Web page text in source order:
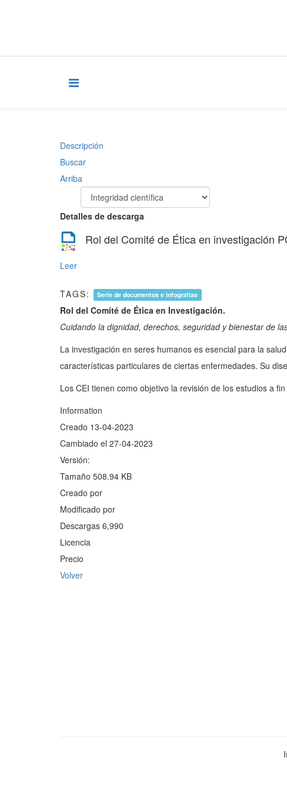
Descripción
Buscar
Arriba
Detalles de descarga
Rol del Comité de Ética en investigación
Leer
TAGS: Serie de documentos e infografías
Rol del Comité de Ética en Investigación.
Cuidando la dignidad, derechos, seguridad y bienestar de
La investigación en seres humanos es esencial para la
características particulares de ciertas enfermedades. Su
Los CEI tienen como objetivo la revisión de los estudios a
Information
Creado 13-04-2023
Cambiado el 27-04-2023
Versión:
Tamaño 508.94 KB
Creado por
Modificado por
Descargas 6,990
Licencia
Precio
Volver